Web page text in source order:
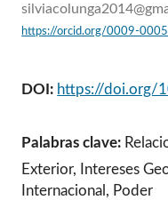
https://orcid.org/0009-
DOI: https://doi.org/
Palabras clave:
Exterior, Intereses
Internacional, Poder